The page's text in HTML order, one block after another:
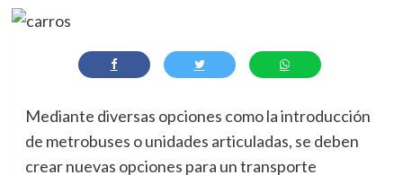
Mediante diversas opciones como la introducción
de metrobuses o unidades articuladas, se deben
crear nuevas opciones para un transporte